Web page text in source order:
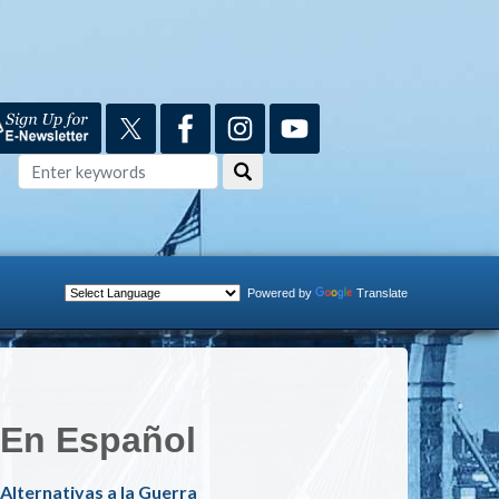
Powered by Translate
En Español
Alternativas a la Guerra